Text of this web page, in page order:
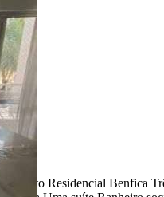
Residencial Benfica